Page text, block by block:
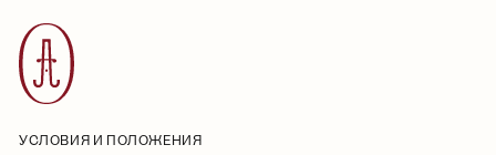
УСЛОВИЯ И ПОЛОЖЕНИЯ